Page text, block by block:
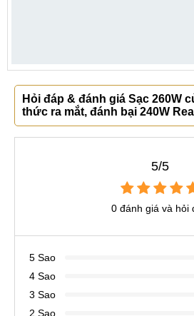
Hỏi đáp & đánh giá Sạc 260W
thức ra mắt, đánh bại 240W
5/5
0 đánh giá và hỏi
5 Sao
4 Sao
3 Sao
2 Sao